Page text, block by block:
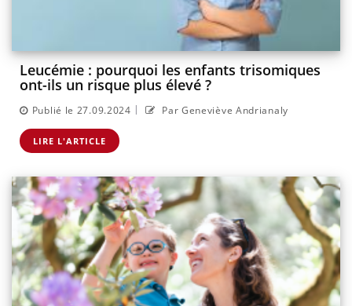
Leucémie : pourquoi les enfants trisomiques
ont-ils un risque plus élevé ?
Publié le 27.09.2024 | Par Geneviève Andrianaly
LIRE L'ARTICLE